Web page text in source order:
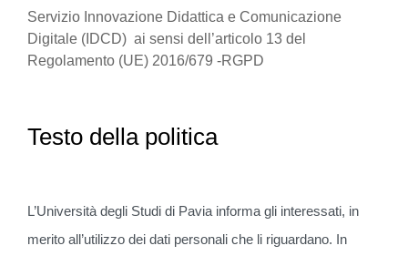
Servizio Innovazione Didattica e Comunicazione
Digitale (IDCD) ai sensi dell’articolo 13 del
Regolamento (UE) 2016/679 -RGPD
Testo della politica
L’Università degli Studi di Pavia informa gli interessati, in
merito all’utilizzo dei dati personali che li riguardano. In